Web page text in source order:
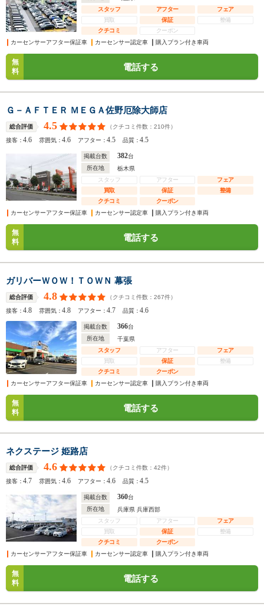
スタッフ
アフター
フェア
買取
保証
整備
クチコミ
クーポン
カーセンサーアフター保証車
カーセンサー認定車 購入プラン付き車両
無
料
電話する
Ｇ－ＡＦＴＥＲ ＭＥＧＡ佐野厄除大師店
総合評価 4.5 （クチコミ件数： 210件）
接客：4.6 雰囲気：4.6 アフター：4.5 品質：4.5
掲載台数 382台
所在地
栃木県
スタッフ
アフター
フェア
買取
保証
整備
クチコミ
クーポン
カーセンサーアフター保証車
カーセンサー認定車 購入プラン付き車両
無
料
電話する
ガリバーＷＯＷ！ＴＯＷＮ 幕張
総合評価 4.8 （クチコミ件数： 267件）
接客：4.8 雰囲気：4.8 アフター：4.7 品質：4.6
掲載台数 366台
所在地
千葉県
スタッフ
アフター
フェア
買取
保証
整備
クチコミ
クーポン
カーセンサーアフター保証車
カーセンサー認定車 購入プラン付き車両
無
料
電話する
ネクステージ 姫路店
総合評価 4.6 （クチコミ件数： 42件）
接客：4.7 雰囲気：4.6 アフター：4.6 品質：4.5
掲載台数 360台
所在地
兵庫県 兵庫西部
スタッフ
アフター
フェア
買取
保証
整備
クチコミ
クーポン
カーセンサーアフター保証車
カーセンサー認定車 購入プラン付き車両
無
料
電話する